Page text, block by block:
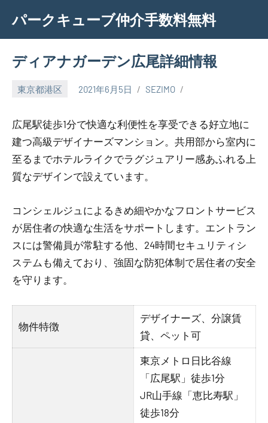
content
パークキューブ仲介手数料無料
ディアナガーデン広尾詳細情報
東京都港区 2021年6月5日 SEZIMO
広尾駅徒歩1分で快適な利便性を享受できる好立地に
建つ高級デザイナーズマンション。共用部から室内に
至るまでホテルライクでラグジュアリー感あふれる上
質なデザインで設えています。
コンシェルジュによるきめ細やかなフロントサービス
が居住者の快適な生活をサポートします。エントラン
スには警備員が常駐する他、24時間セキュリティシ
ステムも備えており、強固な防犯体制で居住者の安全
を守ります。
物件特徴
デザイナーズ、分譲賃
貸、ペット可
東京メトロ日比谷線
「広尾駅」徒歩1分
JR山手線「恵比寿駅」
徒歩18分